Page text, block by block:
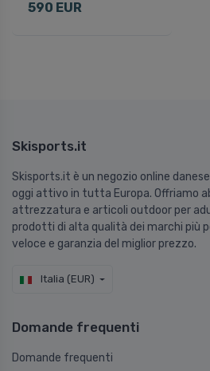
590 EUR
Skisports.it
Skisports.it è un negozio online
oggi attivo in tutta Europa. Offriamo
attrezzatura e articoli outdoor per
prodotti di alta qualità dei marchi più
veloce e garanzia del miglior prezzo.
Italia (EUR)
Domande frequenti
Domande frequenti